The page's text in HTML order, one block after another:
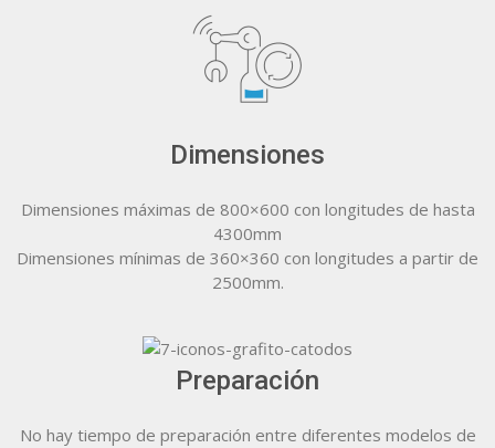
Dimensiones
Dimensiones máximas de 800×600 con longitudes de hasta
4300mm
Dimensiones mínimas de 360×360 con longitudes a partir de
2500mm.
Preparación
No hay tiempo de preparación entre diferentes modelos de